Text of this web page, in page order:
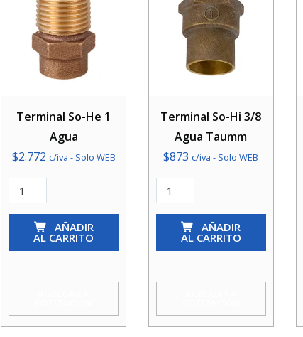
Terminal So-He 1
Agua
$2.772 c/iva - Solo WEB
Terminal
So-
cantidad
AÑADIR
AL CARRITO
Terminal So-Hi 3/8
Agua Taumm
$873 c/iva - Solo WEB
Terminal
So-
Taumm
AÑADIR
AL CARRITO